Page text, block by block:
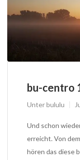
bu-centro
Unterbululu
Und schon
erreicht. Von
hören das diese